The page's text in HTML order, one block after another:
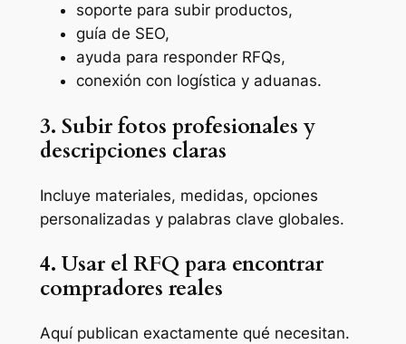
soporte para subir productos,
guía de SEO,
ayuda para responder RFQs,
conexión con logística y aduanas.
3. Subir fotos profesionales y
descripciones claras
Incluye materiales, medidas, opciones
personalizadas y palabras clave globales.
4. Usar el RFQ para encontrar
compradores reales
Aquí publican exactamente qué necesitan.